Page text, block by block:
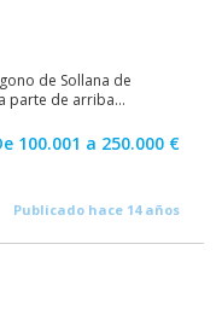
de Sollana de
parte de arriba...
100.001 a 250.000 €
Publicado hace 14 años